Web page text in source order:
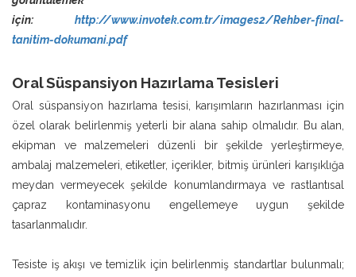
için: http://www.invotek.com.tr/images2/Rehber-final-
tanitim-dokumani.pdf
Oral Süspansiyon Hazırlama Tesisleri
Oral süspansiyon hazırlama tesisi, karışımların hazırlanması için
özel olarak belirlenmiş yeterli bir alana sahip olmalıdır. Bu alan,
ekipman ve malzemeleri düzenli bir şekilde yerleştirmeye,
ambalaj malzemeleri, etiketler, içerikler, bitmiş ürünleri karışıklığa
meydan vermeyecek şekilde konumlandırmaya ve rastlantısal
çapraz kontaminasyonu engellemeye uygun şekilde
tasarlanmalıdır.
Tesiste iş akışı ve temizlik için belirlenmiş standartlar bulunmalı;